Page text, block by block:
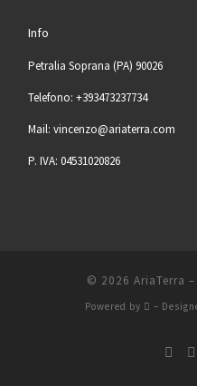
Info
Petralia Soprana (PA) 90026
Telefono: +393473237734
Mail: vincenzo@ariaterra.com
P. IVA: 04531020826
© 2026 AriaTerra
Powered by –